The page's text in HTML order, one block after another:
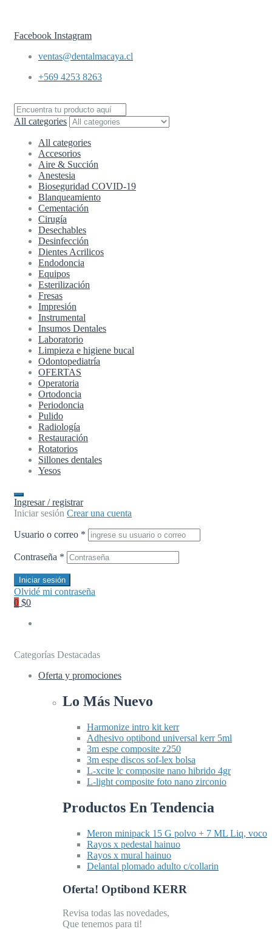
Facebook Instagram
ventas@dentalmacaya.cl
+569 4253 8263
All categories
All categories
Accesorios
Aire & Succión
Anestesia
Bioseguridad COVID-19
Blanqueamiento
Cementación
Cirugía
Desechables
Desinfección
Dientes Acrilicos
Endodoncia
Equipos
Esterilización
Fresas
Impresión
Instrumental
Insumos Dentales
Laboratorio
Limpieza e higiene bucal
Odontopediatría
OFERTAS
Operatoria
Ortodoncia
Periodoncia
Pulido
Radiología
Restauración
Rotatorios
Sillones dentales
Yesos
Ingresar / registrar
Iniciar sesión Crear una cuenta
Usuario o correo *
Contraseña *
Iniciar sesión
Olvidé mi contraseña
0 $0
Categorías Destacadas
Oferta y promociones
Lo Más Nuevo
Harmonize intro kit kerr
Adhesivo optibond universal kerr 5ml
3m espe composite z250
3m espe discos sof-lex bolsa
L-xcite lc composite nano hibrido 4gr
L-light composite foto nano zirconio
Productos En Tendencia
Meron minipack 15 G polvo + 7 ML Liq, voco
Rayos x pedestal hainuo
Rayos x mural hainuo
Delantal plomado adulto c/collarin
Oferta! Optibond KERR
Revisa todas las novedades,
Que tenemos para ti!